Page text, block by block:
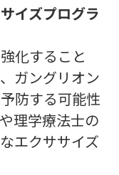
イズプログラ
化すること
ガングリオン
防する可能性
理学療法士の
エクササイズ